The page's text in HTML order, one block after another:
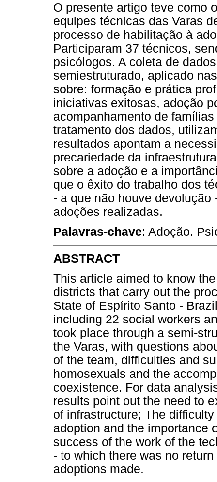
O presente artigo teve como
equipes técnicas das Varas
processo de habilitação à
Participaram 37 técnicos,
psicólogos. A coleta de
semiestruturado, aplicado
sobre: formação e prática
iniciativas exitosas, adoção
acompanhamento de
tratamento dos dados,
resultados apontam a
precariedade da
sobre a adoção e a
que o êxito do trabalho dos
- a que não houve
adoções realizadas.
Palavras-chave: Adoção.
ABSTRACT
This article aimed to know
districts that carry out the
State of Espírito Santo -
including 22 social workers
took place through a semi-
the Varas, with questions
of the team, difficulties and
homosexuals and the
coexistence. For data
results point out the need to
of infrastructure; The
adoption and the importance
success of the work of the
- to which there was no
adoptions made.